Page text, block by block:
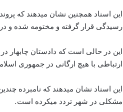
این اسناد همچنین نشان میدهند که
رسیدگی قرار گرفته و مختومه شده و
این در حالی است که دادستان چابهار
ارتباطی با هیچ ارگانی در جمهوری
این اسناد نشان میدهند که نامبرده
مشکلی در شهر تردد میکرده است.